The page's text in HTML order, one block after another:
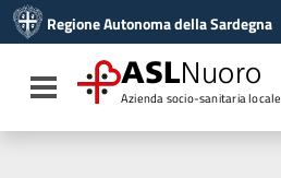
Vai al menu di navigazione
Vai al footer
Regione Autonoma della Sardegna
Toggle navigation
ASLNuoro
Azienda socio-sanitaria locale